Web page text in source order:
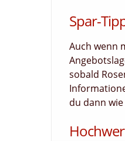
Spar-
Auch wenn
sobald
du dann